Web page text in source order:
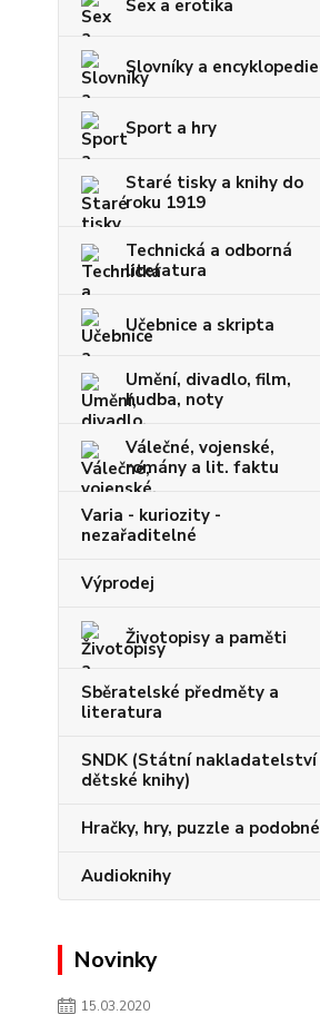
Sex a erotika
Slovníky a encyklopedie
Sport a hry
Staré tisky a knihy do
roku 1919
Technická a odborná
literatura
Učebnice a skripta
Umění, divadlo, film,
hudba, noty
Válečné, vojenské,
romány a lit. faktu
Varia - kuriozity -
nezařaditelné
Výprodej
Životopisy a paměti
Sběratelské předměty a
literatura
SNDK (Státní nakladatelství
dětské knihy)
Hračky, hry, puzzle a podobné
Audioknihy
Novinky
15.03.2020